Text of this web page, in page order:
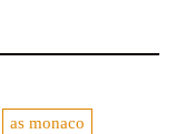
as monaco